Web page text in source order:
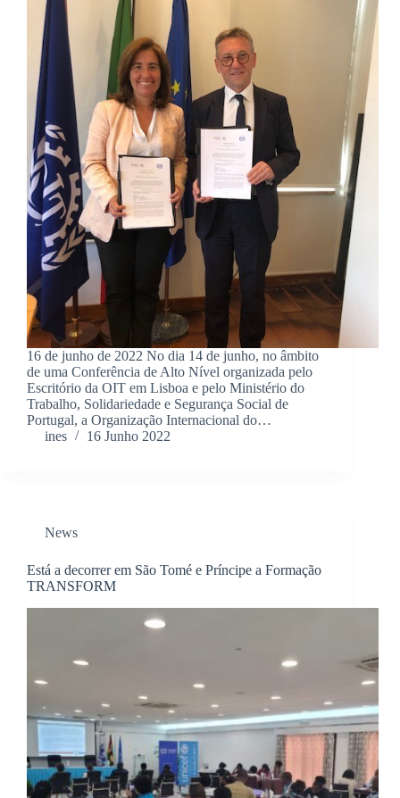
16 de junho de 2022 No dia 14 de junho, no âmbito
de uma Conferência de Alto Nível organizada pelo
Escritório da OIT em Lisboa e pelo Ministério do
Trabalho, Solidariedade e Segurança Social de
Portugal, a Organização Internacional do…
ines
16 Junho 2022
News
Está a decorrer em São Tomé e Príncipe a Formação
TRANSFORM